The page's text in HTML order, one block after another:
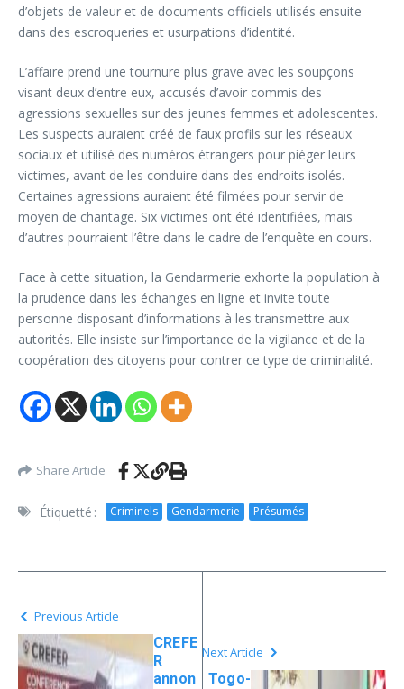
d’objets de valeur et de documents officiels utilisés ensuite
dans des escroqueries et usurpations d’identité.
L’affaire prend une tournure plus grave avec les soupçons
visant deux d’entre eux, accusés d’avoir commis des
agressions sexuelles sur des jeunes femmes et adolescentes.
Les suspects auraient créé de faux profils sur les réseaux
sociaux et utilisé des numéros étrangers pour piéger leurs
victimes, avant de les conduire dans des endroits isolés.
Certaines agressions auraient été filmées pour servir de
moyen de chantage. Six victimes ont été identifiées, mais
d’autres pourraient l’être dans le cadre de l’enquête en cours.
Face à cette situation, la Gendarmerie exhorte la population à
la prudence dans les échanges en ligne et invite toute
personne disposant d’informations à les transmettre aux
autorités. Elle insiste sur l’importance de la vigilance et de la
coopération des citoyens pour contrer ce type de criminalité.
Share Article
Étiquetté : Criminels Gendarmerie Présumés
Previous Article
CREFE
R
annon
Next Article
Togo-